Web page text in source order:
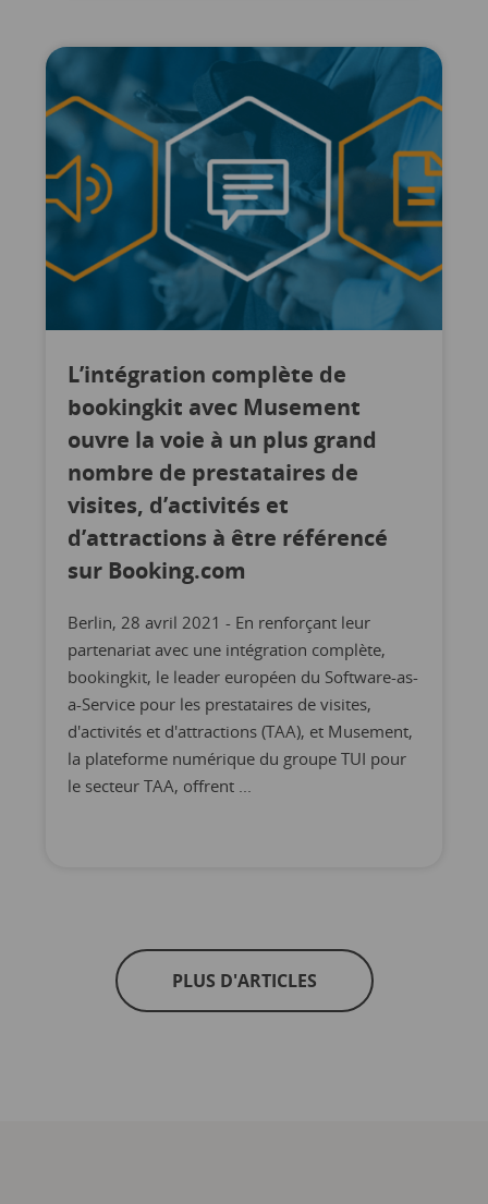
L’intégration complète de
bookingkit avec Musement
ouvre la voie à un plus grand
nombre de prestataires de
visites, d’activités et
d’attractions à être référencé
sur Booking.com
Berlin, 28 avril 2021 - En renforçant leur
partenariat avec une intégration complète,
bookingkit, le leader européen du Software-as-
a-Service pour les prestataires de visites,
d'activités et d'attractions (TAA), et Musement,
la plateforme numérique du groupe TUI pour
le secteur TAA, offrent ...
PLUS D'ARTICLES